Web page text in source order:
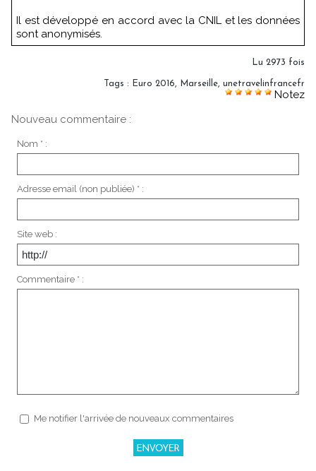
Il est développé en accord avec la CNIL et les données
sont anonymisés.
Lu 2973 fois
Tags : Euro 2016 Marseille unetravelinfrancefr
Notez
Nouveau commentaire :
Nom * :
Adresse email (non publiée) * :
Site web :
Commentaire * :
Me notifier l'arrivée de nouveaux commentaires